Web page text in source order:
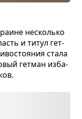
несколько
и титул гет­
стала
гет­ман изба­